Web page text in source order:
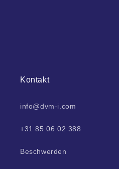
Kontakt
info@dvm-i.com
+31 85 06 02 388
Beschwerden